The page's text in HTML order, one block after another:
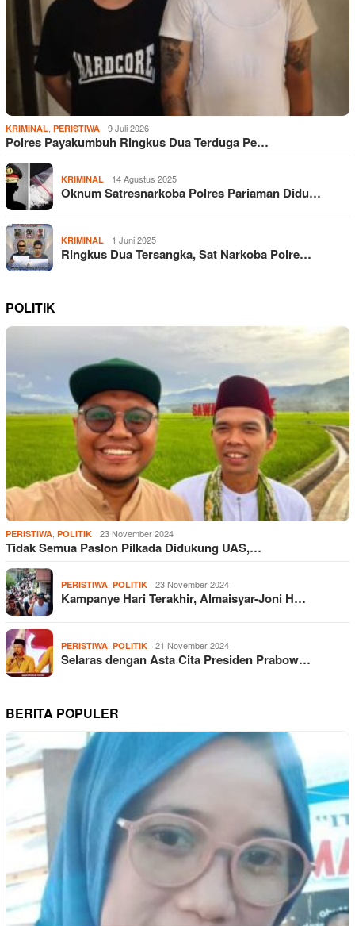
KRIMINAL PERISTIWA 9 Juli 2026
Polres Payakumbuh Ringkus Dua Terduga Pe…
KRIMINAL 14 Agustus 2025
Oknum Satresnarkoba Polres Pariaman Didu…
KRIMINAL 1 Juni 2025
Ringkus Dua Tersangka, Sat Narkoba Polre…
POLITIK
PERISTIWA POLITIK 23 November 2024
Tidak Semua Paslon Pilkada Didukung UAS,…
PERISTIWA POLITIK 23 November 2024
Kampanye Hari Terakhir, Almaisyar-Joni H…
PERISTIWA POLITIK 21 November 2024
Selaras dengan Asta Cita Presiden Prabow…
BERITA POPULER